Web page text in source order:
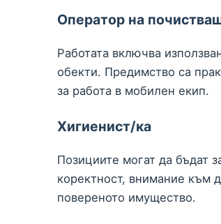
Оператор на
Работата включва
обекти. Предимство са
за работа в мобилен екип.
Хигиенист/ка
Позициите могат да бъдат
коректност, внимание към
повереното имущество.